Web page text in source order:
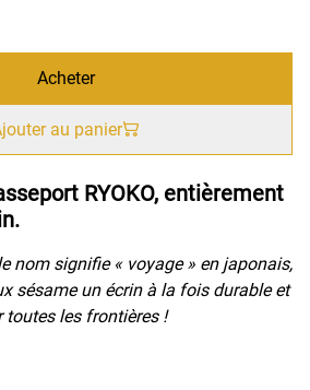
Acheter
au panier
RYOKO, entièrement
nom signifie « voyage » en japonais,
sésame un écrin à la fois durable et
toutes les frontières !